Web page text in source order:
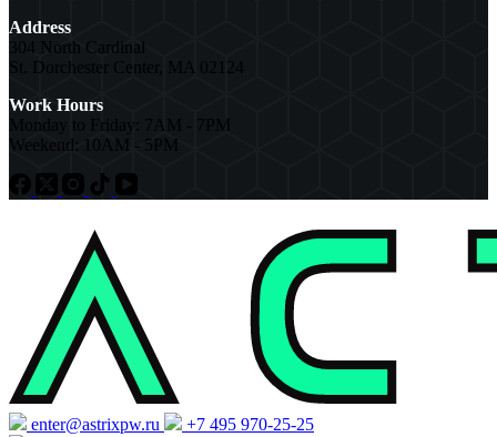
Address
304 North Cardinal
St. Dorchester Center, MA 02124
Work Hours
Monday to Friday: 7AM - 7PM
Weekend: 10AM - 5PM
enter@astrixpw.ru
+7 495 970-25-25